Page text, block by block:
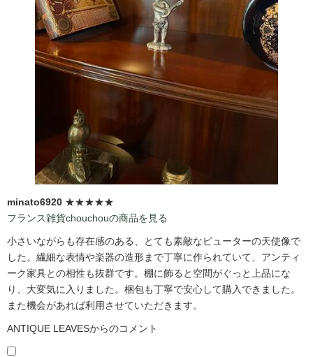
minato6920 ★★★★★
フランス雑貨chouchouの商品を見る
小さいながらも存在感のある、とても素敵なピューターの天使像で
した。繊細な表情や楽器の造形まで丁寧に作られていて、アンティ
ーク家具との相性も抜群です。棚に飾ると空間がぐっと上品にな
り、大変気に入りました。梱包も丁寧で安心して購入できました。
また機会があれば利用させていただきます。
ANTIQUE LEAVESからのコメント